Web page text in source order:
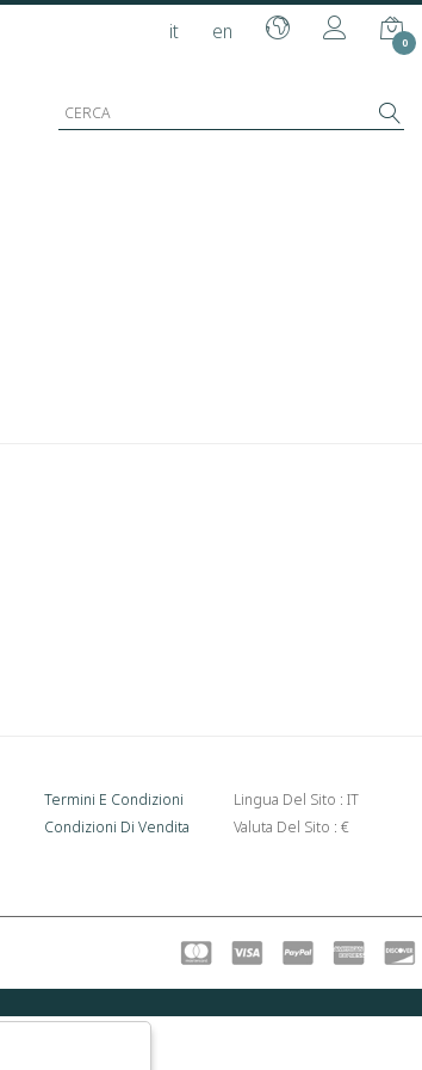
it en 0
Termini E Condizioni
Condizioni Di Vendita
Lingua Del Sito : IT
Valuta Del Sito : €